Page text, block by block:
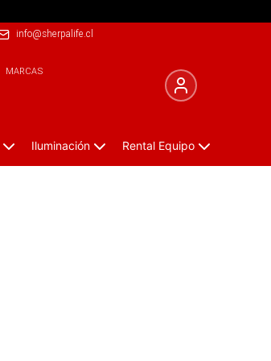
info@sherpalife.cl
MARCAS
Iluminación Rental Equipo